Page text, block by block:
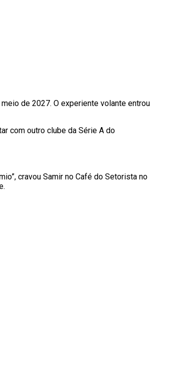
de 2027. O experiente volante entrou
com outro clube da Série A do
cravou Samir no Café do Setorista no